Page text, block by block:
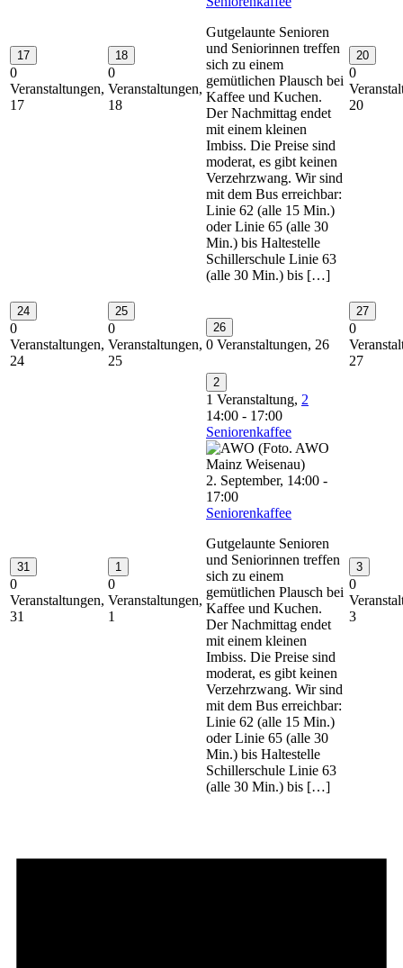
17
0
Veranstaltungen,
17
18
0
Veranstaltungen,
18
Gutgelaunte Senioren
und Seniorinnen treffen
sich zu einem
gemütlichen Plausch bei
Kaffee und Kuchen.
Der Nachmittag endet
mit einem kleinen
Imbiss. Die Preise sind
moderat, es gibt keinen
Verzehrzwang. Wir sind
mit dem Bus erreichbar:
Linie 62 (alle 15 Min.)
oder Linie 65 (alle 30
Min.) bis Haltestelle
Schillerschule Linie 63
(alle 30 Min.) bis […]
20
0
20
24
0
Veranstaltungen,
24
25
0
Veranstaltungen,
25
26
0 Veranstaltungen, 26
27
0
27
31
0
Veranstaltungen,
31
1
0
Veranstaltungen,
1
2
1 Veranstaltung, 2
14:00 - 17:00
Seniorenkaffee
2. September, 14:00 -
17:00
Seniorenkaffee
Gutgelaunte Senioren
und Seniorinnen treffen
sich zu einem
gemütlichen Plausch bei
Kaffee und Kuchen.
Der Nachmittag endet
mit einem kleinen
Imbiss. Die Preise sind
moderat, es gibt keinen
Verzehrzwang. Wir sind
mit dem Bus erreichbar:
Linie 62 (alle 15 Min.)
oder Linie 65 (alle 30
Min.) bis Haltestelle
Schillerschule Linie 63
(alle 30 Min.) bis […]
3
0
3